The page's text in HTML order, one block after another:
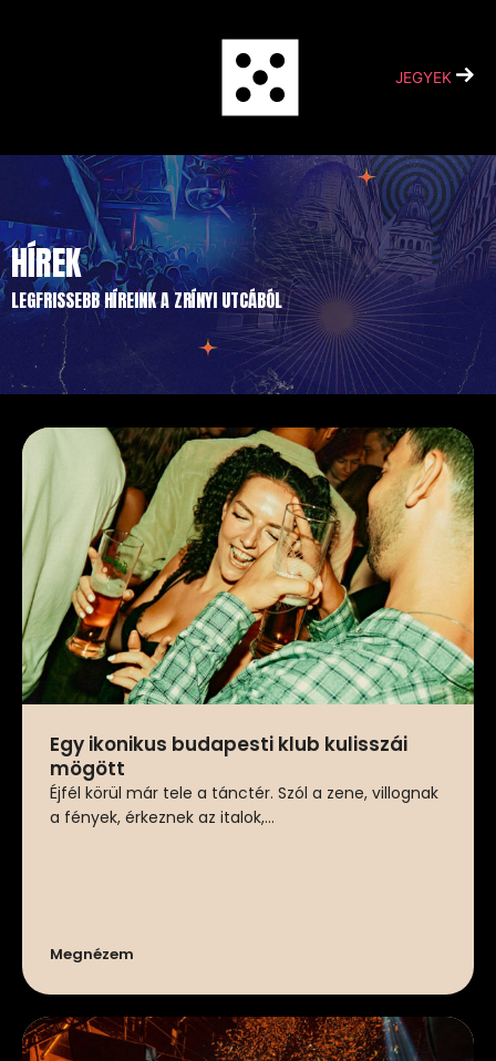
JEGYEK
HÍREK
LEGFRISSEBB HÍREINK A ZRÍNYI UTCÁBÓL
Egy ikonikus budapesti klub kulisszái
mögött
Éjfél körül már tele a tánctér. Szól a zene, villognak
a fények, érkeznek az italok,...
Megnézem